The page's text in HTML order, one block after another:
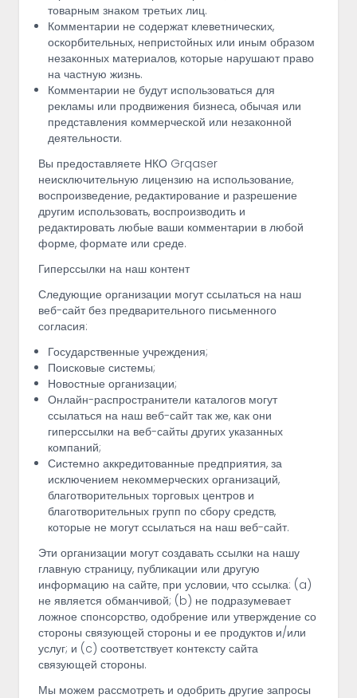
товарным знаком третьих лиц.
Комментарии не содержат клеветнических,
оскорбительных, непристойных или иным образом
незаконных материалов, которые нарушают право
на частную жизнь.
Комментарии не будут использоваться для
рекламы или продвижения бизнеса, обычая или
представления коммерческой или незаконной
деятельности.
Вы предоставляете НКО Grqaser
неисключительную лицензию на использование,
воспроизведение, редактирование и разрешение
другим использовать, воспроизводить и
редактировать любые ваши комментарии в любой
форме, формате или среде.
Гиперссылки на наш контент
Следующие организации могут ссылаться на наш
веб-сайт без предварительного письменного
согласия:
Государственные учреждения;
Поисковые системы;
Новостные организации;
Онлайн-распространители каталогов могут
ссылаться на наш веб-сайт так же, как они
гиперссылки на веб-сайты других указанных
компаний;
Системно аккредитованные предприятия, за
исключением некоммерческих организаций,
благотворительных торговых центров и
благотворительных групп по сбору средств,
которые не могут ссылаться на наш веб-сайт.
Эти организации могут создавать ссылки на нашу
главную страницу, публикации или другую
информацию на сайте, при условии, что ссылка: (a)
не является обманчивой; (b) не подразумевает
ложное спонсорство, одобрение или утверждение со
стороны связующей стороны и ее продуктов и/или
услуг; и (c) соответствует контексту сайта
связующей стороны.
Мы можем рассмотреть и одобрить другие запросы